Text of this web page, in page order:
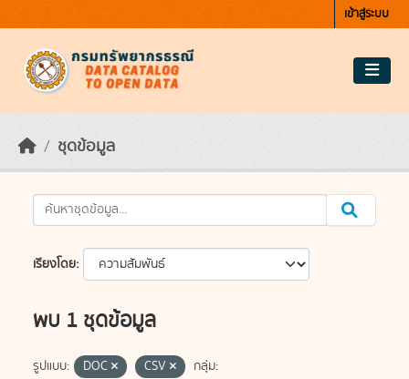
เข้าสู่ระบบ
ชุดข้อมูล
เรียงโดย
พบ 1 ชุดข้อมูล
รูปแบบ: DOC CSV
กลุ่ม: